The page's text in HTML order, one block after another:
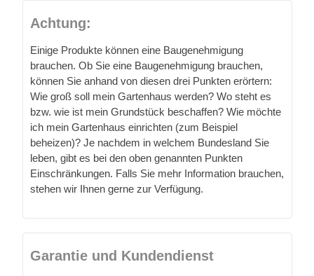
Achtung:
Einige Produkte können eine Baugenehmigung
brauchen. Ob Sie eine Baugenehmigung brauchen,
können Sie anhand von diesen drei Punkten erörtern:
Wie groß soll mein Gartenhaus werden? Wo steht es
bzw. wie ist mein Grundstück beschaffen? Wie möchte
ich mein Gartenhaus einrichten (zum Beispiel
beheizen)? Je nachdem in welchem Bundesland Sie
leben, gibt es bei den oben genannten Punkten
Einschränkungen. Falls Sie mehr Information brauchen,
stehen wir Ihnen gerne zur Verfügung.
Garantie und Kundendienst